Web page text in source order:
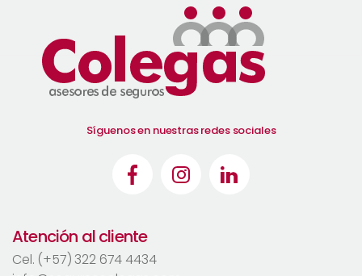
Síguenos en nuestras redes sociales
Atención al cliente
Cel. (+57) 322 674 4434